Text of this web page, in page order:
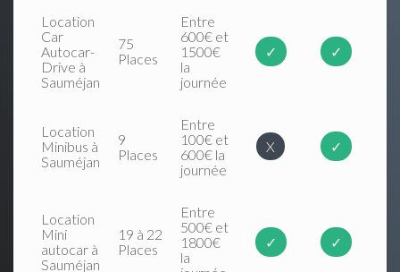
Location
Car
Autocar-
Drive à
Sauméjan
75
Places
Entre
600€ et
1500€
la
journée
✓ ✓
Location
Minibus à
Sauméjan
9
Places
Entre
100€ et
600€ la
journée
X ✓
Location
Mini
autocar à
Sauméjan
19 à 22
Places
Entre
500€ et
1800€
la
✓ ✓